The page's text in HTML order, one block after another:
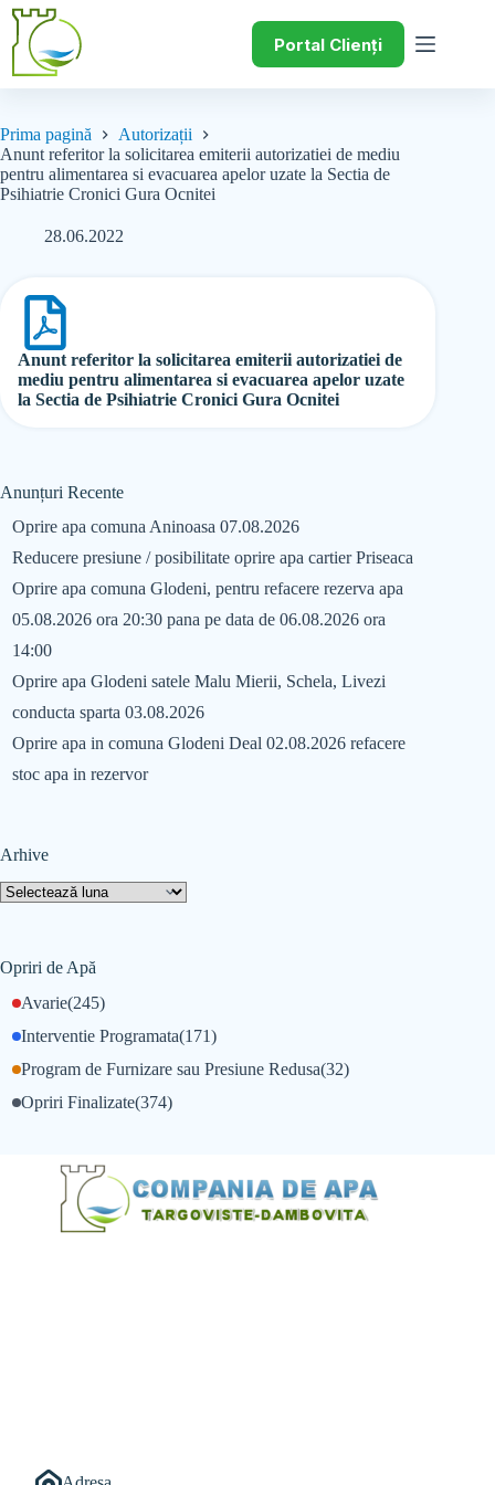
Portal Clienți
Prima pagină
Autorizații
Anunt referitor la solicitarea emiterii autorizatiei de mediu
pentru alimentarea si evacuarea apelor uzate la Sectia de
Psihiatrie Cronici Gura Ocnitei
28.06.2022
Anunt referitor la solicitarea emiterii autorizatiei de
mediu pentru alimentarea si evacuarea apelor uzate
la Sectia de Psihiatrie Cronici Gura Ocnitei
Anunțuri Recente
Oprire apa comuna Aninoasa 07.08.2026
Reducere presiune / posibilitate oprire apa cartier Priseaca
Oprire apa comuna Glodeni, pentru refacere rezerva apa
05.08.2026 ora 20:30 pana pe data de 06.08.2026 ora
14:00
Oprire apa Glodeni satele Malu Mierii, Schela, Livezi
conducta sparta 03.08.2026
Oprire apa in comuna Glodeni Deal 02.08.2026 refacere
stoc apa in rezervor
Arhive
Opriri de Apă
Avarie(245)
Interventie Programata(171)
Opriri Finalizate(374)
Program de Furnizare sau Presiune Redusa(32)